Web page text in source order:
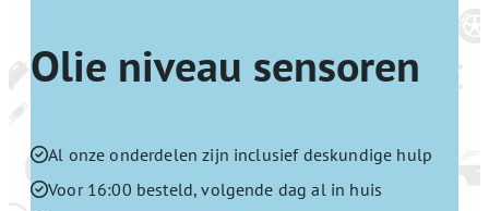
Olie niveau sensoren
Al onze onderdelen zijn inclusief deskundige hulp
Voor 16:00 besteld, volgende dag al in huis